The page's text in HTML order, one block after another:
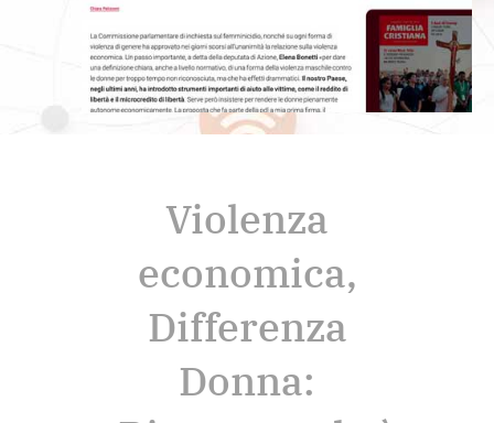
Violenza
economica,
Differenza
Donna: